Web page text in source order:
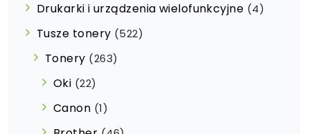
Drukarki i urządzenia wielofunkcyjne (4)
Tusze tonery (522)
Tonery (263)
Oki (22)
Canon (1)